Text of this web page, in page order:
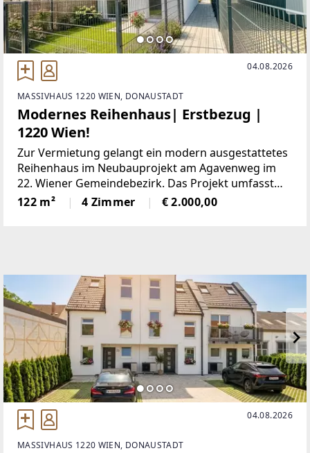
04.08.2026
MASSIVHAUS 1220 WIEN, DONAUSTADT
Modernes Reihenhaus| Erstbezug |
1220 Wien!
Zur Vermietung gelangt ein modern ausgestattetes
Reihenhaus im Neubauprojekt am Agavenweg im
22. Wiener Gemeindebezirk. Das Projekt umfasst
insgesamt 15 Häuser und überzeugt durch eine
ruhige Lage sowie eine zeitgemäße Architektur.Das
122 m² 4 Zimmer € 2.000,00
04.08.2026
MASSIVHAUS 1220 WIEN, DONAUSTADT